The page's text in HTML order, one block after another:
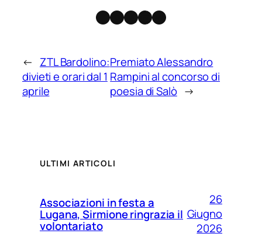
Facebook
Instagram
X Threads
Telegram
← ZTL Bardolino:
divieti e orari dal 1
aprile
Premiato Alessandro
Rampini al concorso di
poesia di Salò →
ULTIMI ARTICOLI
Associazioni in festa a
Lugana, Sirmione ringrazia il
volontariato
26
Giugno
2026